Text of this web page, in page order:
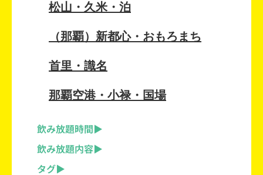
松山・久米・泊
（那覇）新都心・おもろまち
首里・識名
那覇空港・小禄・国場
飲み放題時間
飲み放題内容
タグ